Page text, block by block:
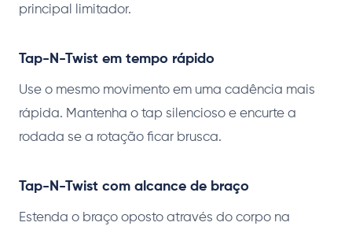
principal limitador.
Tap-N-Twist em tempo rápido
Use o mesmo movimento em uma cadência mais
rápida. Mantenha o tap silencioso e encurte a
rodada se a rotação ficar brusca.
Tap-N-Twist com alcance de braço
Estenda o braço oposto através do corpo na